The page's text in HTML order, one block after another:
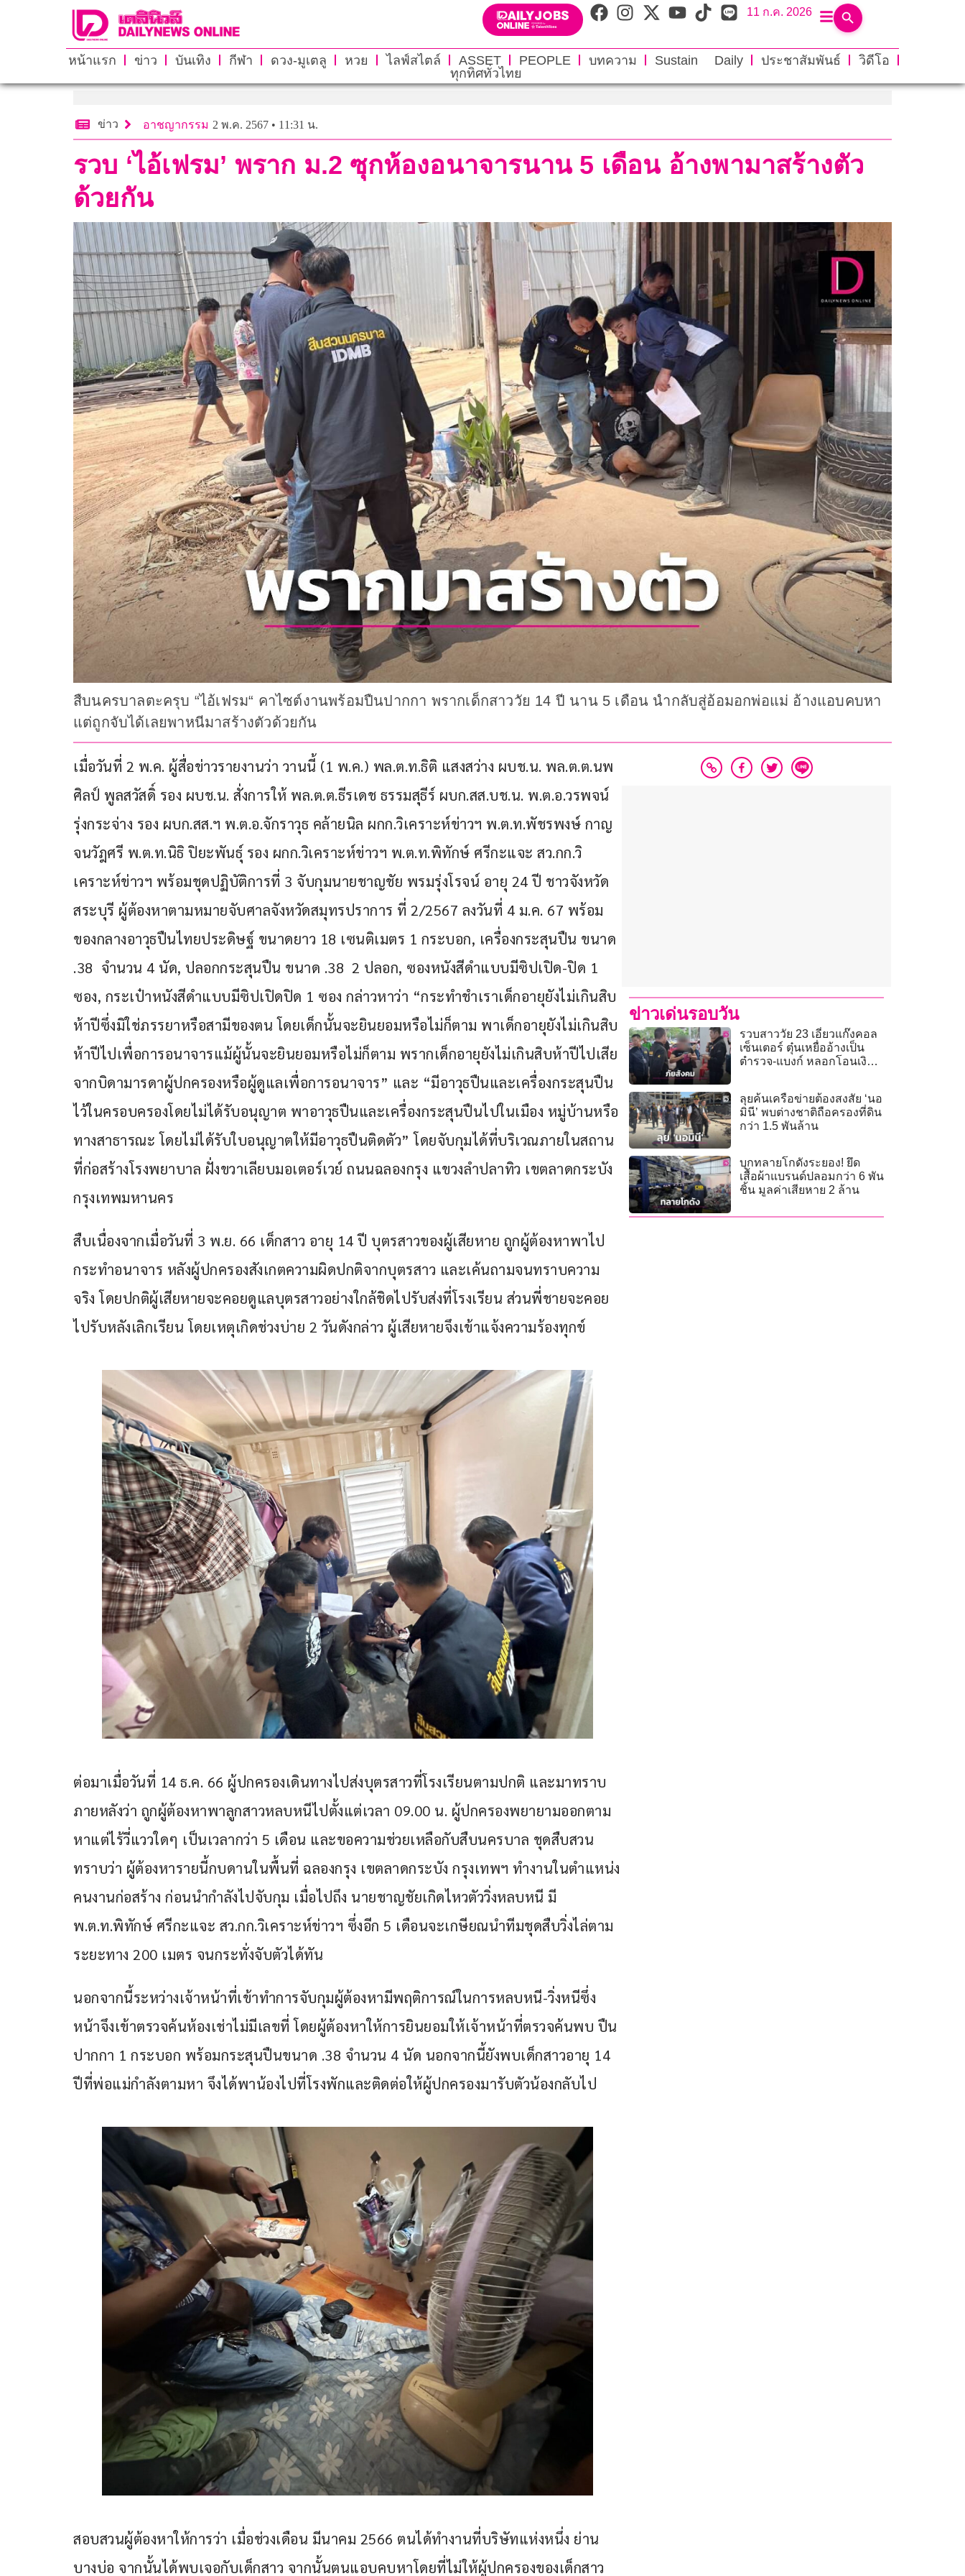
11 ก.ค. 2026
หน้าแรก ข่าว บันเทิง กีฬา ดวง-มูเตลู หวย ไลฟ์สไตล์ ASSET PEOPLE บทความ Sustain Daily ประชาสัมพันธ์
วิดีโอ
ทุกทิศทั่วไทย
ข่าว อาชญากรรม 2 พ.ค. 2567 • 11:31 น.
รวบ ‘ไอ้เฟรม’ พราก ม.2 ซุกห้องอนาจารนาน 5 เดือน อ้างพามาสร้างตัว
ด้วยกัน
สืบนครบาลตะครุบ “ไอ้เฟรม“ คาไซต์งานพร้อมปืนปากกา พรากเด็กสาววัย 14 ปี นาน 5 เดือน นำกลับสู่อ้อมอกพ่อแม่ อ้างแอบคบหา
แต่ถูกจับได้เลยพาหนีมาสร้างตัวด้วยกัน
เมื่อวันที่ 2 พ.ค. ผู้สื่อข่าวรายงานว่า วานนี้ (1 พ.ค.) พล.ต.ท.ธิติ แสงสว่าง ผบช.น. พล.ต.ต.นพ
ศิลป์ พูลสวัสดิ์ รอง ผบช.น. สั่งการให้ พล.ต.ต.ธีรเดช ธรรมสุธีร์ ผบก.สส.บช.น. พ.ต.อ.วรพจน์
รุ่งกระจ่าง รอง ผบก.สส.ฯ พ.ต.อ.จักราวุธ คล้ายนิล ผกก.วิเคราะห์ข่าวฯ พ.ต.ท.พัชรพงษ์ กาญ
จนวัฎศรี พ.ต.ท.นิธิ ปิยะพันธุ์ รอง ผกก.วิเคราะห์ข่าวฯ พ.ต.ท.พิทักษ์ ศรีกะแจะ สว.กก.วิ
เคราะห์ข่าวฯ พร้อมชุดปฏิบัติการที่ 3 จับกุมนายชาญชัย พรมรุ่งโรจน์ อายุ 24 ปี ชาวจังหวัด
สระบุรี ผู้ต้องหาตามหมายจับศาลจังหวัดสมุทรปราการ ที่ 2/2567 ลงวันที่ 4 ม.ค. 67 พร้อม
ของกลางอาวุธปืนไทยประดิษฐ์ ขนาดยาว 18 เซนติเมตร 1 กระบอก, เครื่องกระสุนปืน ขนาด
.38  จำนวน 4 นัด, ปลอกกระสุนปืน ขนาด .38  2 ปลอก, ซองหนังสีดำแบบมีซิปเปิด-ปิด 1
ซอง, กระเป๋าหนังสีดำแบบมีซิปเปิดปิด 1 ซอง กล่าวหาว่า “กระทำชำเราเด็กอายุยังไม่เกินสิบ
ห้าปีซึ่งมิใช่ภรรยาหรือสามีของตน โดยเด็กนั้นจะยินยอมหรือไม่ก็ตาม พาเด็กอายุยังไม่เกินสิบ
ห้าปีไปเพื่อการอนาจารแม้ผู้นั้นจะยินยอมหรือไม่ก็ตาม พรากเด็กอายุยังไม่เกินสิบห้าปีไปเสีย
จากบิดามารดาผู้ปกครองหรือผู้ดูแลเพื่อการอนาจาร” และ “มีอาวุธปืนและเครื่องกระสุนปืน
ไว้ในครอบครองโดยไม่ได้รับอนุญาต พาอาวุธปืนและเครื่องกระสุนปืนไปในเมือง หมู่บ้านหรือ
ทางสาธารณะ โดยไม่ได้รับใบอนุญาตให้มีอาวุธปืนติดตัว” โดยจับกุมได้ที่บริเวณภายในสถาน
ที่ก่อสร้างโรงพยาบาล ฝั่งขวาเลียบมอเตอร์เวย์ ถนนฉลองกรุง แขวงลำปลาทิว เขตลาดกระบัง
กรุงเทพมหานคร
สืบเนื่องจากเมื่อวันที่ 3 พ.ย. 66 เด็กสาว อายุ 14 ปี บุตรสาวของผู้เสียหาย ถูกผู้ต้องหาพาไป
กระทำอนาจาร หลังผู้ปกครองสังเกตความผิดปกติจากบุตรสาว และเค้นถามจนทราบความ
จริง โดยปกติผู้เสียหายจะคอยดูแลบุตรสาวอย่างใกล้ชิดไปรับส่งที่โรงเรียน ส่วนพี่ชายจะคอย
ไปรับหลังเลิกเรียน โดยเหตุเกิดช่วงบ่าย 2 วันดังกล่าว ผู้เสียหายจึงเข้าแจ้งความร้องทุกข์
ต่อมาเมื่อวันที่ 14 ธ.ค. 66 ผู้ปกครองเดินทางไปส่งบุตรสาวที่โรงเรียนตามปกติ และมาทราบ
ภายหลังว่า ถูกผู้ต้องหาพาลูกสาวหลบหนีไปตั้งแต่เวลา 09.00 น. ผู้ปกครองพยายามออกตาม
หาแต่ไร้วี่แววใดๆ เป็นเวลากว่า 5 เดือน และขอความช่วยเหลือกับสืบนครบาล ชุดสืบสวน
ทราบว่า ผู้ต้องหารายนี้กบดานในพื้นที่ ฉลองกรุง เขตลาดกระบัง กรุงเทพฯ ทำงานในตำแหน่ง
คนงานก่อสร้าง ก่อนนำกำลังไปจับกุม เมื่อไปถึง นายชาญชัยเกิดไหวตัววิ่งหลบหนี มี
พ.ต.ท.พิทักษ์ ศรีกะแจะ สว.กก.วิเคราะห์ข่าวฯ ซึ่งอีก 5 เดือนจะเกษียณนำทีมชุดสืบวิ่งไล่ตาม
ระยะทาง 200 เมตร จนกระทั่งจับตัวได้ทัน
นอกจากนี้ระหว่างเจ้าหน้าที่เข้าทำการจับกุมผู้ต้องหามีพฤติการณ์ในการหลบหนี-วิ่งหนีซึ่ง
หน้าจึงเข้าตรวจค้นห้องเช่าไม่มีเลขที่ โดยผู้ต้องหาให้การยินยอมให้เจ้าหน้าที่ตรวจค้นพบ ปืน
ปากกา 1 กระบอก พร้อมกระสุนปืนขนาด .38 จำนวน 4 นัด นอกจากนี้ยังพบเด็กสาวอายุ 14
ปีที่พ่อแม่กำลังตามหา จึงได้พาน้องไปที่โรงพักและติดต่อให้ผู้ปกครองมารับตัวน้องกลับไป
สอบสวนผู้ต้องหาให้การว่า เมื่อช่วงเดือน มีนาคม 2566 ตนได้ทำงานที่บริษัทแห่งหนึ่ง ย่าน
บางบ่อ จากนั้นได้พบเจอกับเด็กสาว จากนั้นตนแอบคบหาโดยที่ไม่ให้ผู้ปกครองของเด็กสาว
ข่าวเด่นรอบวัน
รวบสาววัย 23 เอี่ยวแก๊งคอล
เซ็นเตอร์ ตุ๋นเหยื่ออ้างเป็น
ตำรวจ-แบงก์ หลอกโอนเงิน
ลุยค้นเครือข่ายต้องสงสัย ‘นอ
มินี’ พบต่างชาติถือครองที่ดิน
กว่า 1.5 พันล้าน
บุกทลายโกดังระยอง! ยึด
เสื้อผ้าแบรนด์ปลอมกว่า 6 พัน
ชิ้น มูลค่าเสียหาย 2 ล้าน